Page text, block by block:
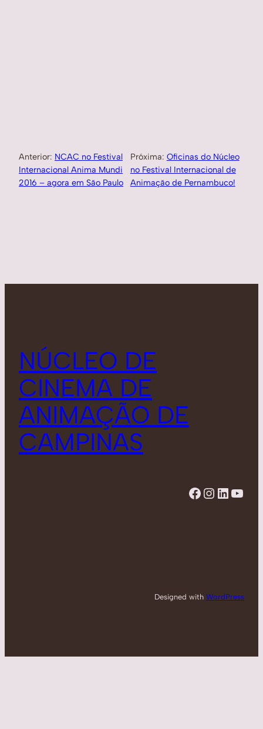
Anterior: NCAC no Festival
Internacional Anima Mundi
2016 – agora em São Paulo
Próxima: Oficinas do Núcleo
no Festival Internacional de
Animação de Pernambuco!
NÚCLEO DE
CINEMA DE
ANIMAÇÃO DE
CAMPINAS
Facebook Instagram LinkedIn YouTube
Designed with WordPress